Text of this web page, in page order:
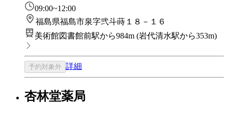
09:00~12:00
福島県福島市泉字弐斗蒔１８－１６
美術館図書館前駅から984m (岩代清水駅から353m)
予約対象外 詳細
杏林堂薬局